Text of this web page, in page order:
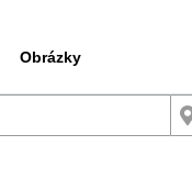
Obrázky